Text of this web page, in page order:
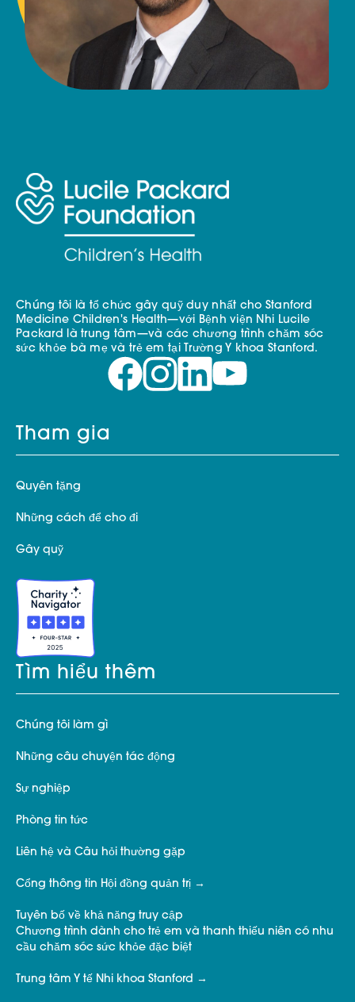
Chúng tôi là tổ chức gây quỹ duy nhất cho Stanford
Medicine Children's Health—với Bệnh viện Nhi Lucile
Packard là trung tâm—và các chương trình chăm sóc
sức khỏe bà mẹ và trẻ em tại Trường Y khoa Stanford.
Tham gia
Quyên tặng
Những cách để cho đi
Gây quỹ
Tìm hiểu thêm
Chúng tôi làm gì
Những câu chuyện tác động
Sự nghiệp
Phòng tin tức
Liên hệ và Câu hỏi thường gặp
Cổng thông tin Hội đồng quản trị
Tuyên bố về khả năng truy cập
Chương trình dành cho trẻ em và thanh thiếu niên có nhu
cầu chăm sóc sức khỏe đặc biệt
Trung tâm Y tế Nhi khoa Stanford